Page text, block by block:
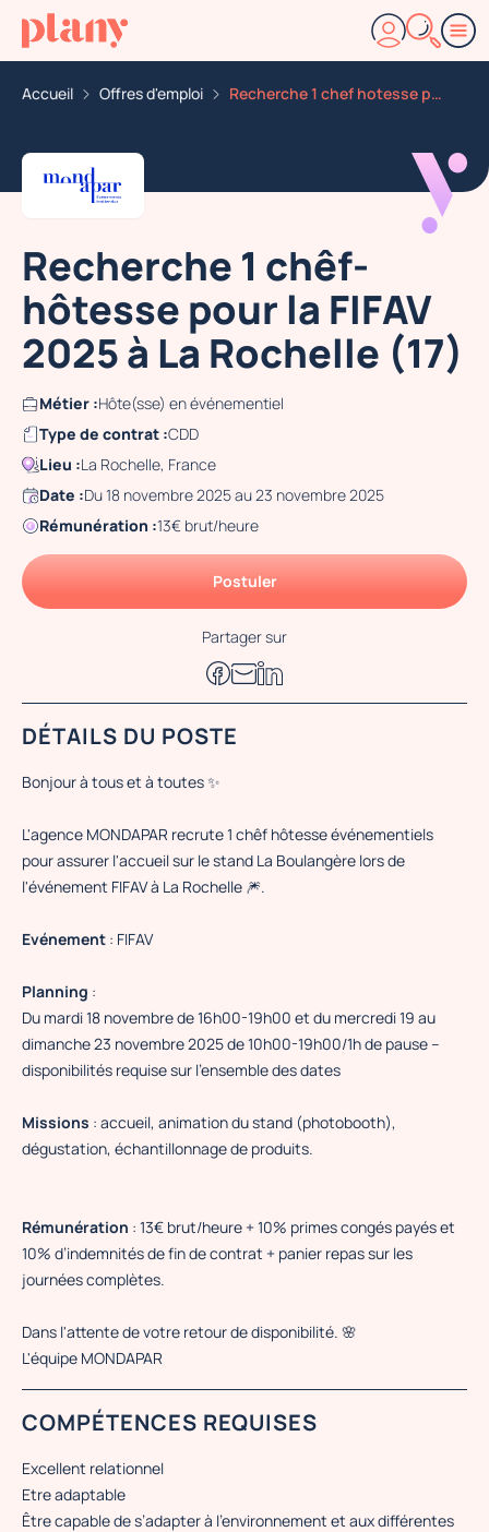
Accueil Offres d'emploi Recherche 1 chef hotesse pour la fifav 2025 a la roche
Recherche 1 chêf-
hôtesse pour la FIFAV
2025 à La Rochelle (17)
Métier :Hôte(sse) en événementiel
Type de contrat :CDD
Lieu :La Rochelle, France
Date :Du 18 novembre 2025 au 23 novembre 2025
Rémunération :13€ brut/heure
Postuler
Partager sur
DÉTAILS DU POSTE
Bonjour à tous et à toutes ✨
L'agence MONDAPAR recrute 1 chêf hôtesse événementiels
pour assurer l'accueil sur le stand La Boulangère lors de
l'événement FIFAV à La Rochelle 🎆.
Evénement : FIFAV
Planning :
Du mardi 18 novembre de 16h00-19h00 et du mercredi 19 au
dimanche 23 novembre 2025 de 10h00-19h00/1h de pause –
disponibilités requise sur l’ensemble des dates
Missions : accueil, animation du stand (photobooth),
dégustation, échantillonnage de produits.
Rémunération : 13€ brut/heure + 10% primes congés payés et
10% d’indemnités de fin de contrat + panier repas sur les
journées complètes.
Dans l'attente de votre retour de disponibilité. 🌸
L'équipe MONDAPAR
COMPÉTENCES REQUISES
Excellent relationnel
Etre adaptable
Être capable de s’adapter à l’environnement et aux différentes